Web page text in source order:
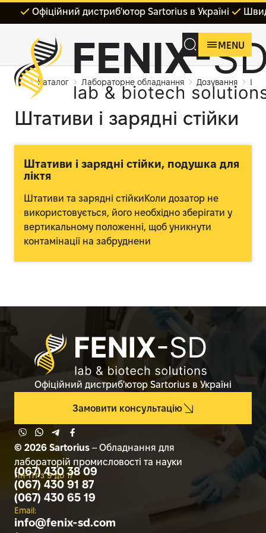
Офіційний дистриб'ютор Sartorius в Україні
MENU
Каталог Лабораторне обладнання Дозування
Штативи і зарядні стійки
Штативи і зарядні стійки, подушка для
ліктя
Штативи та зарядні стійкиКоли дозатор не
використовується, його необхідно зберігати у
вертикальному положенні, щоб уникнути
контамінації на забруднени
Офіційний дистриб'ютор Sartorius в Україні
© 2026 Sartorius – Обладнання для
лабораторій промисловості та науки
Замовити консультацію
Пн-Пт з 9 до 17
(067) 430 38 09
(067) 430 91 87
(067) 430 65 19
Email:
info@fenix-sd.com